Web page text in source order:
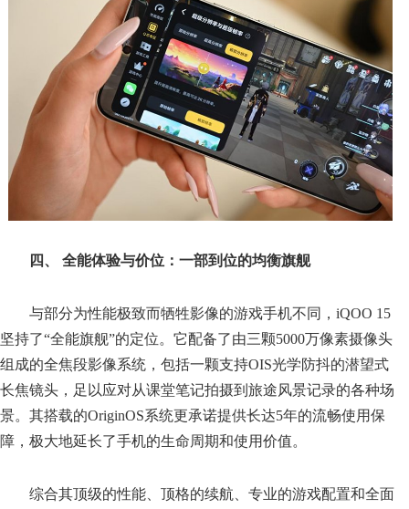
四、 全能体验与价位：一部到位的均衡旗舰
与部分为性能极致而牺牲影像的游戏手机不同，iQOO 15
坚持了“全能旗舰”的定位。它配备了由三颗5000万像素摄像头
组成的全焦段影像系统，包括一颗支持OIS光学防抖的潜望式
长焦镜头，足以应对从课堂笔记拍摄到旅途风景记录的各种场
景。其搭载的OriginOS系统更承诺提供长达5年的流畅使用保
障，极大地延长了手机的生命周期和使用价值。
综合其顶级的性能、顶格的续航、专业的游戏配置和全面